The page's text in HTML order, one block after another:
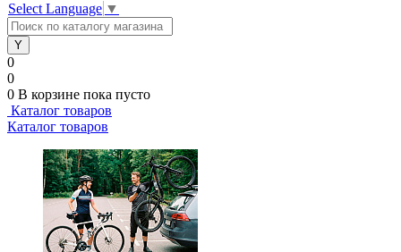
Select Language ▼
0
0
0 В корзине пока пусто
Каталог товаров
Каталог товаров